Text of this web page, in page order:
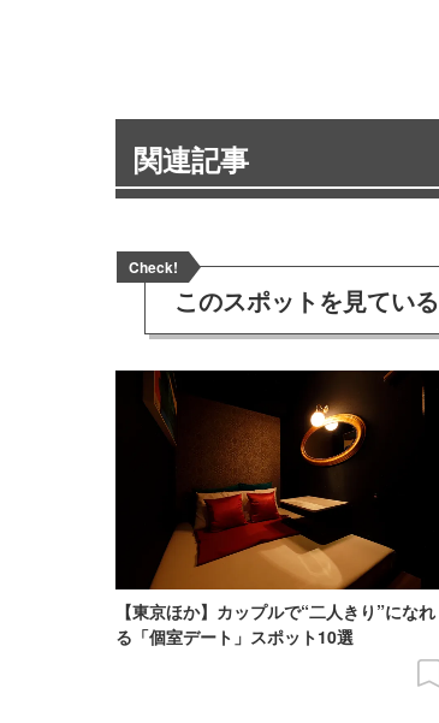
関連記事
Check!
このスポットを見ている
【東京ほか】カップルで“二人きり”になれ
る「個室デート」スポット10選